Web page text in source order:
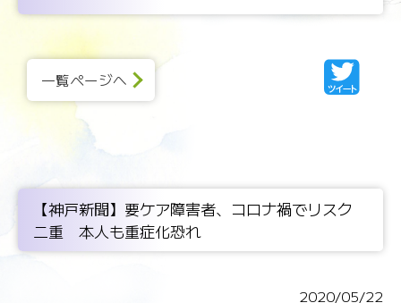
一覧ページへ
【神戸新聞】要ケア障害者、コロナ禍でリスク
二重 本人も重症化恐れ
2020/05/22